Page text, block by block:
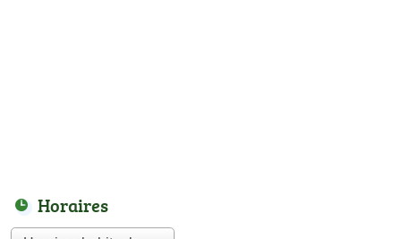
Horaires